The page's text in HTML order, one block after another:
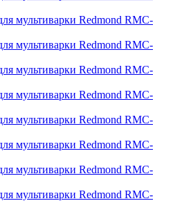
мультиварки Redmond RMC-
мультиварки Redmond RMC-
мультиварки Redmond RMC-
мультиварки Redmond RMC-
мультиварки Redmond RMC-
мультиварки Redmond RMC-
мультиварки Redmond RMC-
мультиварки Redmond RMC-